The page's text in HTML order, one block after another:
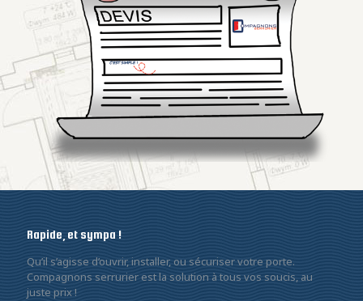
Rapide, et sympa !
Qu’il s’agisse d’ouvrir, installer, ou sécuriser votre porte.
Compagnons serrurier est la solution à tous vos soucis, au
juste prix !